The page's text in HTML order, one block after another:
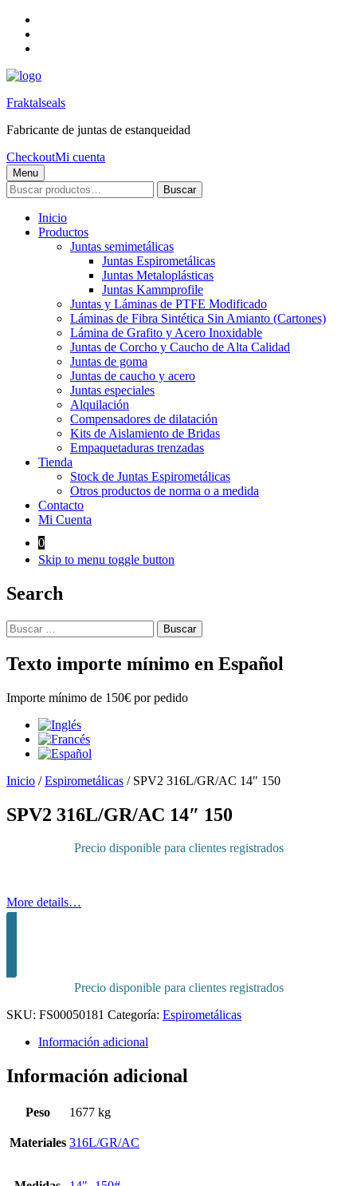
content
footer
Fraktalseals
Fabricante de juntas de estanqueidad
CheckoutMi cuenta
Menu
Buscar
por:
Buscar
Inicio
Productos
Juntas semimetálicas
Juntas Espirometálicas
Juntas Metaloplásticas
Juntas Kammprofile
Juntas y Láminas de PTFE Modificado
Láminas de Fibra Sintética Sin Amianto (Cartones)
Lámina de Grafito y Acero Inoxidable
Juntas de Corcho y Caucho de Alta Calidad
Juntas de goma
Juntas de caucho y acero
Juntas especiales
Alquilación
Compensadores de dilatación
Kits de Aislamiento de Bridas
Empaquetaduras trenzadas
Tienda
Stock de Juntas Espirometálicas
Otros productos de norma o a medida
Contacto
Mi Cuenta
0
Skip to menu toggle button
Search
Buscar:
Texto importe mínimo en Español
Importe mínimo de 150€ por pedido
Inicio /Espirometálicas / SPV2 316L/GR/AC 14″ 150
SPV2 316L/GR/AC 14″ 150
Precio disponible para clientes registrados
More details…
Precio disponible para clientes registrados
SKU: FS00050181 Categoría: Espirometálicas
Información adicional
Información adicional
Peso 1677 kg
Materiales 316L/GR/AC